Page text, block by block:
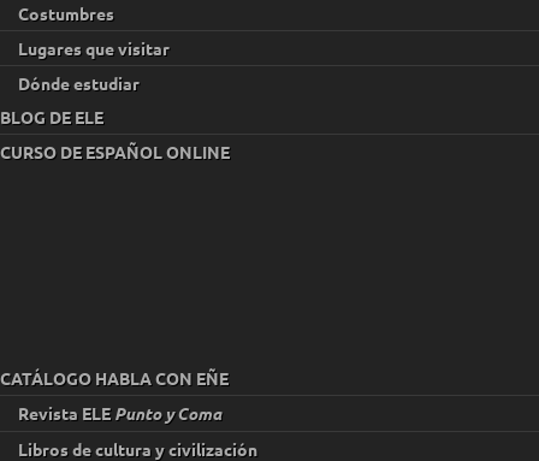
Costumbres
Lugares que visitar
Dónde estudiar
BLOG DE ELE
CURSO DE ESPAÑOL ONLINE
CATÁLOGO HABLA CON EÑE
Revista ELEPunto y Coma
Libros de cultura y civilización